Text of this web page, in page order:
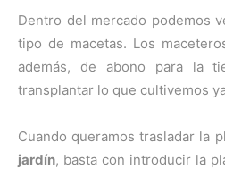
Dentro del mercado podemos
tipo de macetas. Los
además, de abono para la
transplantar lo que cultivemos
Cuando queramos trasladar la
jardín, basta con introducir la